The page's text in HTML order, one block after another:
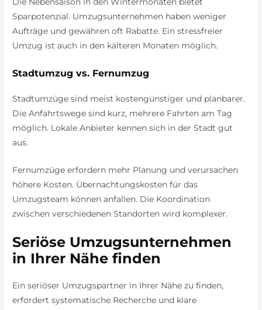
Die Nebensaison in den Wintermonaten bietet
Sparpotenzial. Umzugsunternehmen haben weniger
Aufträge und gewähren oft Rabatte. Ein stressfreier
Umzug ist auch in den kälteren Monaten möglich.
Stadtumzug vs. Fernumzug
Stadtumzüge sind meist kostengünstiger und planbarer.
Die Anfahrtswege sind kurz, mehrere Fahrten am Tag
möglich. Lokale Anbieter kennen sich in der Stadt gut
aus.
Fernumzüge erfordern mehr Planung und verursachen
höhere Kosten. Übernachtungskosten für das
Umzugsteam können anfallen. Die Koordination
zwischen verschiedenen Standorten wird komplexer.
Seriöse Umzugsunternehmen
in Ihrer Nähe finden
Ein seriöser Umzugspartner in Ihrer Nähe zu finden,
erfordert systematische Recherche und klare